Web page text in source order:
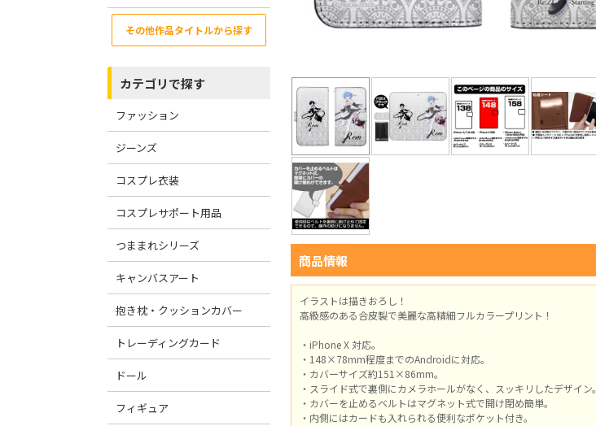
その他作品タイトルから探す
カテゴリで探す
ファッション
ジーンズ
コスプレ衣装
コスプレサポート用品
つままれシリーズ
キャンバスアート
抱き枕・クッションカバー
トレーディングカード
ドール
フィギュア
商品情報
イラストは描きおろし！
高級感のある合皮製で美麗な高精細フルカラープリント！
・iPhone X 対応。
・148×78mm程度までのAndroidに対応。
・カバーサイズ約151×86mm。
・スライド式で裏側にカメラホールがなく、スッキリしたデザイン。
・カバーを止めるベルトはマグネット式で開け閉め簡単。
・内側にはカードも入れられる便利なポケット付き。